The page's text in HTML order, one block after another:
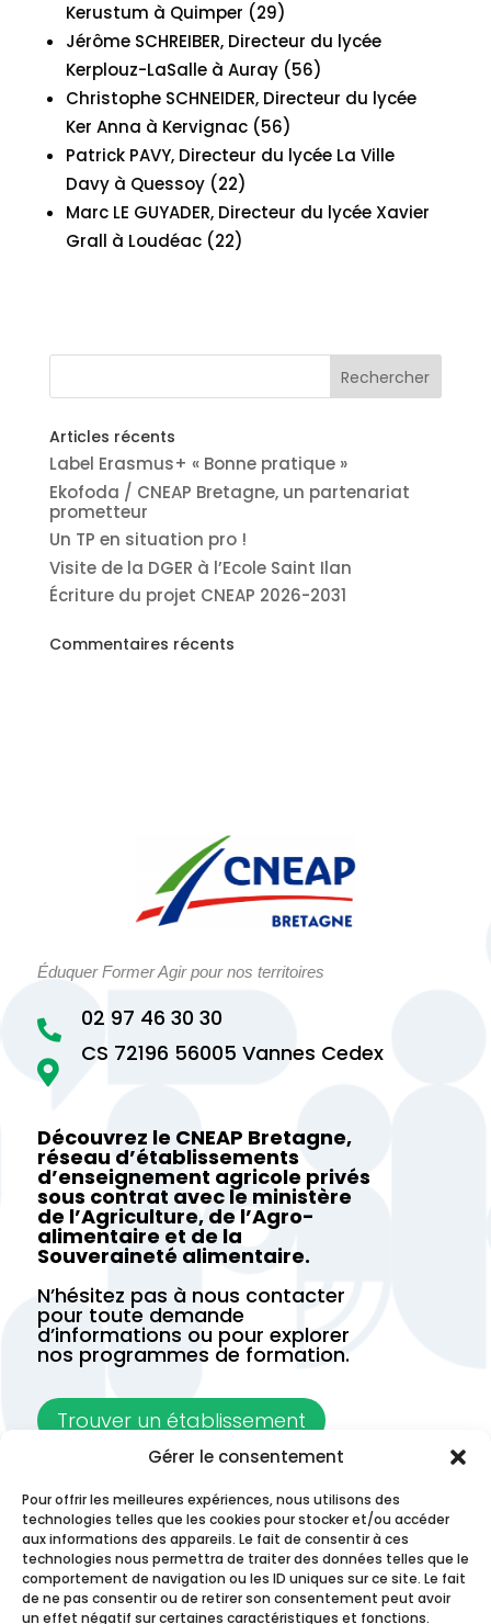
Gérer le consentement
Pour offrir les meilleures expériences, nous utilisons des
technologies telles que les cookies pour stocker et/ou accéder
aux informations des appareils. Le fait de consentir à ces
technologies nous permettra de traiter des données telles que le
comportement de navigation ou les ID uniques sur ce site. Le fait
de ne pas consentir ou de retirer son consentement peut avoir
un effet négatif sur certaines caractéristiques et fonctions.
Kerustum à Quimper (29)
Jérôme SCHREIBER, Directeur du lycée
Kerplouz-LaSalle à Auray (56)
Christophe SCHNEIDER, Directeur du lycée
Ker Anna à Kervignac (56)
Patrick PAVY, Directeur du lycée La Ville
Davy à Quessoy (22)
Marc LE GUYADER, Directeur du lycée Xavier
Grall à Loudéac (22)
Articles récents
Label Erasmus+ « Bonne pratique »
Ekofoda / CNEAP Bretagne, un partenariat
prometteur
Un TP en situation pro !
Visite de la DGER à l’Ecole Saint Ilan
Écriture du projet CNEAP 2026-2031
Commentaires récents
Éduquer Former Agir pour nos territoires


CS 72196 56005 Vannes Cedex
02 97 46 30 30
Découvrez le CNEAP Bretagne,
réseau d’établissements
d’enseignement agricole privés
sous contrat avec le ministère
de l’Agriculture, de l’Agro-
alimentaire et de la
Souveraineté alimentaire.
N’hésitez pas à nous contacter
pour toute demande
d’informations ou pour explorer
nos programmes de formation.
Trouver un établissement